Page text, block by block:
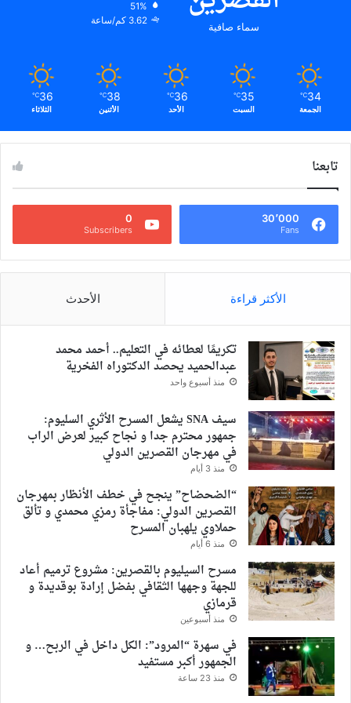
سماء صافية
51%
3.62 كم/ساعة
34
℃
الجمعة
35
℃
السبت
36
℃
الأحد
38
℃
الأثنين
36
℃
الثلاثاء
تابعنا
30٬000
Fans
0
Subscribers
الأكثر قراءة الأحدث
تكريمًا لعطائه في التعليم.. أحمد محمد
عبدالحميد يحصد الدكتوراه الفخرية
منذ أسبوع واحد
سيف SNA يشعل المسرح الأثري السليوم:
جمهور محترم جدا و نجاح كبير لعرض الراب
في مهرجان القصرين الدولي
منذ 3 أيام
“الضحضاح” ينجح في خطف الأنظار بمهرجان
القصرين الدولي: مفاجأة رمزي محمدي و تألق
حملاوي يلهبان المسرح
منذ 6 أيام
مسرح السيليوم بالقصرين: مشروع ترميم أعاد
للجهة وجهها الثقافي بفضل إرادة بوقديدة و
قرمازي
منذ أسبوعين
في سهرة “المرود”: الكل داخل في الربح… و
الجمهور أكبر مستفيد
منذ 23 ساعة